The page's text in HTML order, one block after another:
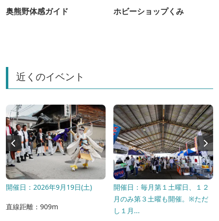
奥熊野体感ガイド ホビーショップくみ
近くのイベント
開催日：2026年9月19日(土)
直線距離：909m
開催日：毎月第１土曜日、１２
月のみ第３土曜も開催。※ただ
し１月...